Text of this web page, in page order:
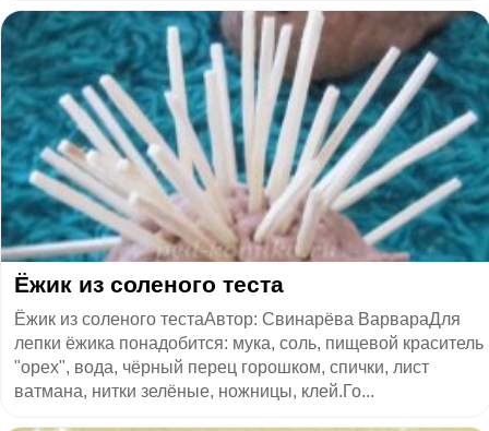
Ёжик из соленого теста
Ёжик из соленого тестаАвтор: Свинарёва ВарвараДля
лепки ёжика понадобится: мука, соль, пищевой краситель
"орех", вода, чёрный перец горошком, спички, лист
ватмана, нитки зелёные, ножницы, клей.Го...